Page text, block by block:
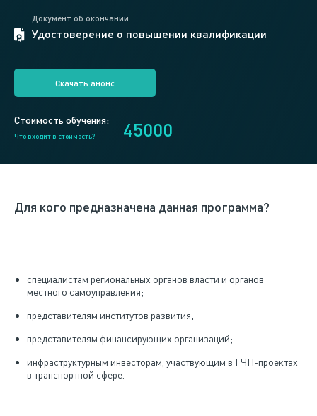
Документ об окончании
Удостоверение о повышении квалификации
Скачать анонс
Стоимость обучения:
Что входит в стоимость? 45000
Для кого предназначена данная программа?
специалистам региональных органов власти и органов
местного самоуправления;
представителям институтов развития;
представителям финансирующих организаций;
инфраструктурным инвесторам, участвующим в ГЧП-проектах
в транспортной сфере.